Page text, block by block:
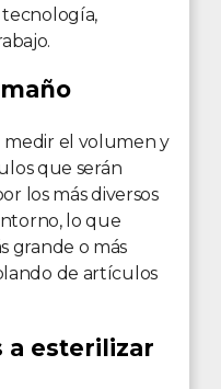
el volumen y
que serán
los más diversos
lo que
grande o más
de artículos
a esterilizar